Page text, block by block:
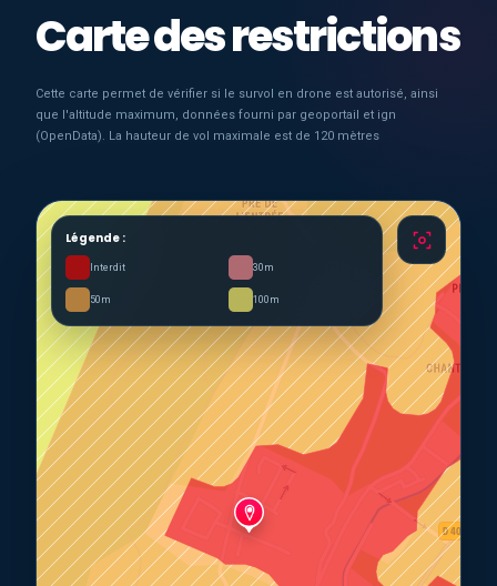
Carte des restrictions
Cette carte permet de vérifier si le survol en drone est autorisé, ainsi
que l'altitude maximum, données fourni par geoportail et ign
(OpenData). La hauteur de vol maximale est de 120 mètres
Légende :
Interdit 30m
50m 100m